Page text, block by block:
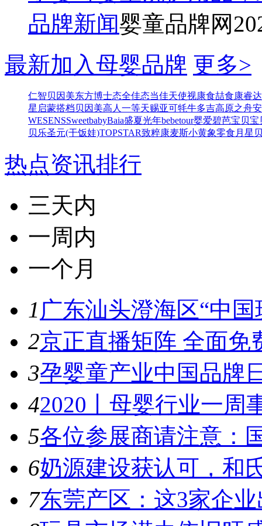
品牌新闻婴童品牌网
最新加入母婴品牌 更多>
仁智贝因美东方博士态全佳态当佳天使视康食喆食康睿达
星 启蒙搭档贝因美高人一等天赐亚可牦牛多吉高原之舟
WESENSSweetbabyBaia盛夏光年bebetour婴爱碧芭宝贝宝
贝乐圣元(干饭娃)TOPSTAR致粹康麦斯小黄象零食 月星
热点资讯排行
三天内
一周内
一个月
1 广东汕头澄海区“中
2京正直播矩阵 全面免
3孕婴童产业中国品牌
42020丨母婴行业一周
5各位参展商请注意：
6奶源建设获认可，和
7东莞产区：这3家企